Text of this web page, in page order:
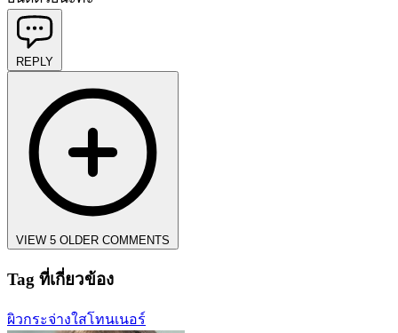
REPLY
VIEW 5 OLDER COMMENTS
Tag ที่เกี่ยวข้อง
ผิวกระจ่างใสโทนเนอร์